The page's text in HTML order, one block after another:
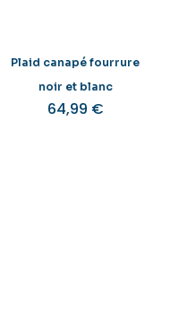
Plaid canapé fourrure
noir et blanc
64,99 €